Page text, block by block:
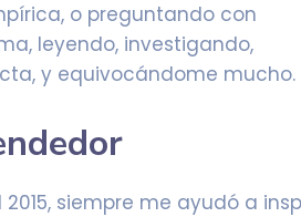
o preguntando con
leyendo, investigando,
y equivocándome mucho.
2015, siempre me ayudó a